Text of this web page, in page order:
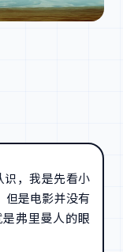
识，我是先看小
但是电影并没有
弗里曼人的眼